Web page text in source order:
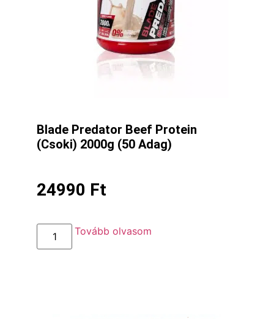
Blade Predator Beef Protein
(Csoki) 2000g (50 Adag)
24990 Ft
Tovább olvasom